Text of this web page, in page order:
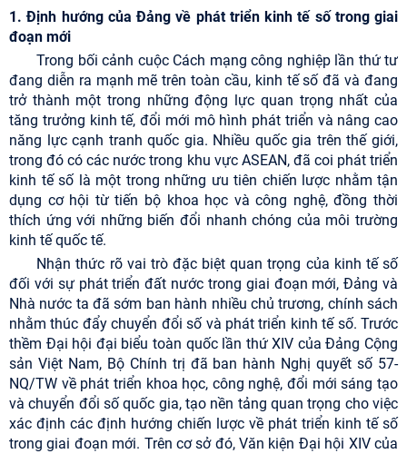
1. Định hướng của Đảng về phát triển kinh tế số trong giai
đoạn mới
Trong bối cảnh cuộc Cách mạng công nghiệp lần thứ tư
đang diễn ra mạnh mẽ trên toàn cầu, kinh tế số đã và đang
trở thành một trong những động lực quan trọng nhất của
tăng trưởng kinh tế, đổi mới mô hình phát triển và nâng cao
năng lực cạnh tranh quốc gia. Nhiều quốc gia trên thế giới,
trong đó có các nước trong khu vực ASEAN, đã coi phát triển
kinh tế số là một trong những ưu tiên chiến lược nhằm tận
dụng cơ hội từ tiến bộ khoa học và công nghệ, đồng thời
thích ứng với những biến đổi nhanh chóng của môi trường
kinh tế quốc tế.
Nhận thức rõ vai trò đặc biệt quan trọng của kinh tế số
đối với sự phát triển đất nước trong giai đoạn mới, Đảng và
Nhà nước ta đã sớm ban hành nhiều chủ trương, chính sách
nhằm thúc đẩy chuyển đổi số và phát triển kinh tế số. Trước
thềm Đại hội đại biểu toàn quốc lần thứ XIV của Đảng Cộng
sản Việt Nam, Bộ Chính trị đã ban hành Nghị quyết số 57-
NQ/TW về phát triển khoa học, công nghệ, đổi mới sáng tạo
và chuyển đổi số quốc gia, tạo nền tảng quan trọng cho việc
xác định các định hướng chiến lược về phát triển kinh tế số
trong giai đoạn mới. Trên cơ sở đó, Văn kiện Đại hội XIV của